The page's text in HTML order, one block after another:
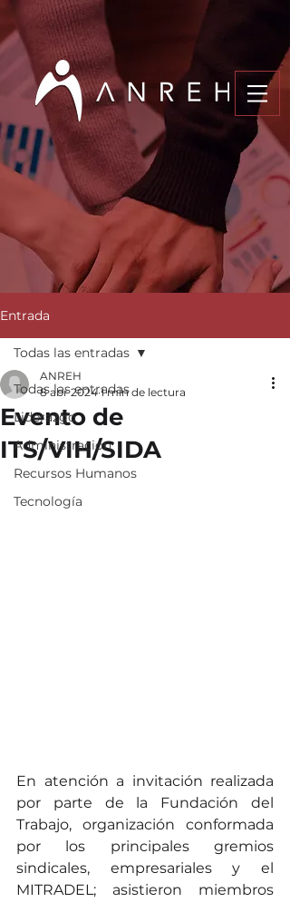
Entrada
Todas las entradas
Liderazgo
Administracion
Recursos Humanos
Tecnología
Todas las entradas
Evento de
ITS/VIH/SIDA
ANREH
8 abr 2024 1 min de lectura
En atención a invitación realizada
por parte de la Fundación del
Trabajo, organización conformada
por los principales gremios
sindicales, empresariales y el
MITRADEL; asistieron miembros